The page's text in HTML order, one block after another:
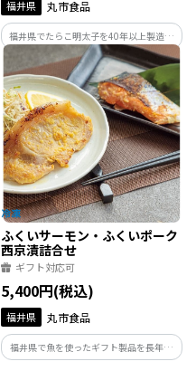
福井県 丸市食品
福井県でたらこ明太子を40年以上製造し
ている丸市食品が作るたらこです。製造の
過程で形が崩れてしまったものや、切れ
てしまったものだけを集めたお得用商品
です。味はギフト品と変わらずお得な価格
で。
ふくいサーモン・ふくいポーク
西京漬詰合せ
ギフト対応可
5,400円(税込)
福井県 丸市食品
福井県で魚を使ったギフト製品を長年開
発、販売している美飾遊膳が手がけるふ